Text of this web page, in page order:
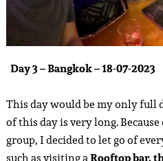
Day 3 – Bangkok – 18-07-2023
This day would be my only full
of this day is very long.
group, I decided to let go of